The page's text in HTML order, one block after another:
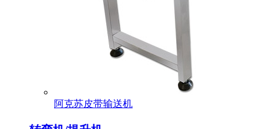
阿克苏皮带输送机